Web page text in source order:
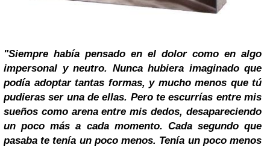
"Siempre había pensado en el dolor como en algo
impersonal y neutro. Nunca hubiera imaginado que
podía adoptar tantas formas, y mucho menos que tú
pudieras ser una de ellas. Pero te escurrías entre mis
sueños como arena entre mis dedos, desapareciendo
un poco más a cada momento. Cada segundo que
pasaba te tenía un poco menos. Tenía un poco menos